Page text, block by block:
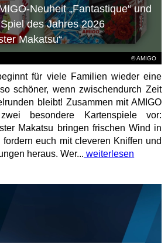
© AMIGO
Neuheit „Fantastique“ und
des Jahres 2026
Makatsu“
für viele Familien wieder eine
schöner, wenn zwischendurch Zeit
bleibt! Zusammen mit AMIGO
besondere Kartenspiele vor:
Makatsu bringen frischen Wind in
euch mit cleveren Kniffen und
heraus. Wer... weiterlesen